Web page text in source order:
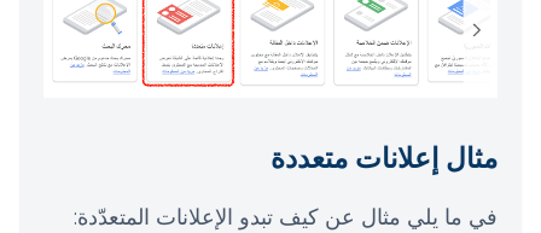
مثال إعلانات متعددة
في ما يلي مثال عن كيف تبدو الإعلانات المتعدّدة: